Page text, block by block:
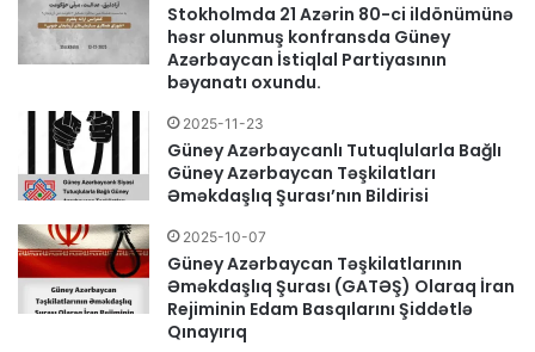
Stokholmda 21 Azərin 80-ci ildönümünə
həsr olunmuş konfransda Güney
Azərbaycan İstiqlal Partiyasının
bəyanatı oxundu.
2025-11-23
Güney Azərbaycanlı Tutuqlularla Bağlı
Güney Azərbaycan Təşkilatları
Əməkdaşlıq Şurası’nın Bildirisi
2025-10-07
Güney Azərbaycan Təşkilatlarının
Əməkdaşlıq Şurası (GATƏŞ) Olaraq İran
Rejiminin Edam Basqılarını Şiddətlə
Qınayırıq